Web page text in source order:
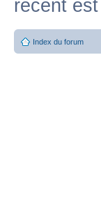
récent est
Index du forum